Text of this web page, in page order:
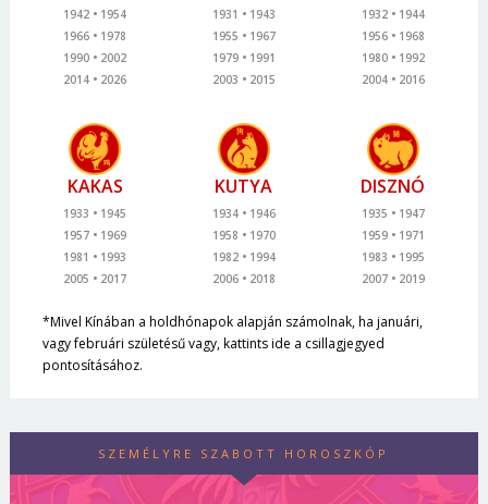
1942
1954
1966
1978
1990
2002
2014
2026
1931
1943
1955
1967
1979
1991
2003
2015
1932
1944
1956
1968
1980
1992
2004
2016
KAKAS
1933
1945
1957
1969
1981
1993
2005
2017
KUTYA
1934
1946
1958
1970
1982
1994
2006
2018
DISZNÓ
1935
1947
1959
1971
1983
1995
2007
2019
*Mivel Kínában a holdhónapok alapján számolnak, ha januári,
vagy februári születésű vagy, kattints ide a csillagjegyed
pontosításához.
SZEMÉLYRE SZABOTT HOROSZKÓP